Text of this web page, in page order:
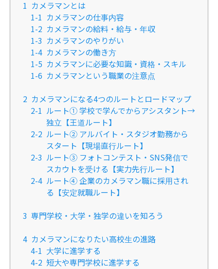
1 カメラマンとは
1-1 カメラマンの仕事内容
1-2 カメラマンの給料・給与・年収
1-3 カメラマンのやりがい
1-4 カメラマンの働き方
1-5 カメラマンに必要な知識・資格・スキル
1-6 カメラマンという職業の注意点
2 カメラマンになる4つのルートとロードマップ
2-1 ルート① 学校で学んでからアシスタント→
独立【王道ルート】
2-2 ルート② アルバイト・スタジオ勤務から
スタート【現場直行ルート】
2-3 ルート③ フォトコンテスト・SNS発信で
スカウトを受ける【実力先行ルート】
2-4 ルート④ 企業のカメラマン職に採用され
る【安定就職ルート】
3 専門学校・大学・独学の違いを知ろう
4 カメラマンになりたい高校生の進路
4-1 大学に進学する
4-2 短大や専門学校に進学する